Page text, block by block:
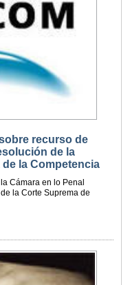
recurso de
de la
la Competencia
Cámara en lo Penal
la Corte Suprema de